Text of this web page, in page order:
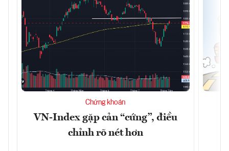
Chứng khoán
VN-Index gặp cản “cứng”, điều
chỉnh rõ nét hơn